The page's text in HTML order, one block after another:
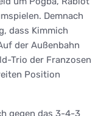
Demnach
dass Kimmich
der Außenbahn
Trio der Franzosen
Position
gegen das 3-4-3